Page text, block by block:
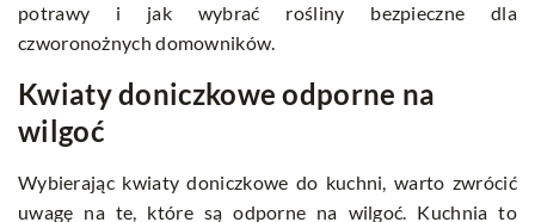
potrawy i jak wybrać rośliny bezpieczne dla
czworonożnych domowników.
Kwiaty doniczkowe odporne na
wilgoć
Wybierając kwiaty doniczkowe do kuchni, warto zwrócić
uwagę na te, które są odporne na wilgoć. Kuchnia to